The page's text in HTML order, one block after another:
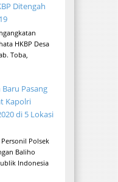
Ditengah
HKBP Desa
Toba,
Pasang
Kapolri
di 5 Lokasi
Polsek
Baliho
Indonesia